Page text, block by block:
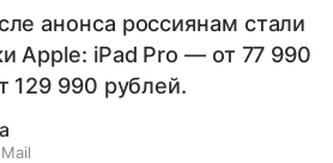
анонса россиянам стали
Apple: iPad Pro — от 77 990
129 990 рублей.